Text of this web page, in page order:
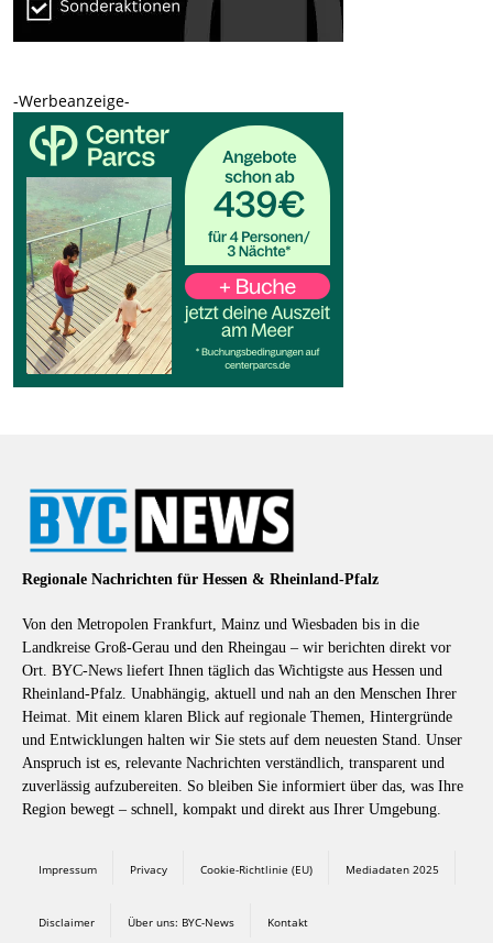
-Werbeanzeige-
Regionale Nachrichten für Hessen & Rheinland-Pfalz
Von den Metropolen Frankfurt, Mainz und Wiesbaden bis in die
Landkreise Groß-Gerau und den Rheingau – wir berichten direkt vor
Ort. BYC-News liefert Ihnen täglich das Wichtigste aus Hessen und
Rheinland-Pfalz. Unabhängig, aktuell und nah an den Menschen Ihrer
Heimat. Mit einem klaren Blick auf regionale Themen, Hintergründe
und Entwicklungen halten wir Sie stets auf dem neuesten Stand. Unser
Anspruch ist es, relevante Nachrichten verständlich, transparent und
zuverlässig aufzubereiten. So bleiben Sie informiert über das, was Ihre
Region bewegt – schnell, kompakt und direkt aus Ihrer Umgebung.
Impressum Privacy Cookie-Richtlinie (EU) Mediadaten 2025
Disclaimer Über uns: BYC-News Kontakt